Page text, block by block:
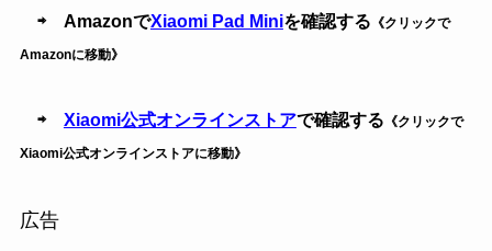
⇨ AmazonでXiaomi Pad Miniを確認する 《クリックで
Amazonに移動》
⇨ Xiaomi公式オンラインストアで確認する 《クリックで
Xiaomi公式オンラインストアに移動》
広告